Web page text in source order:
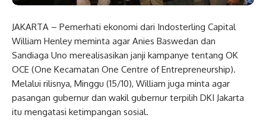
JAKARTA – Pemerhati ekonomi dari Indosterling Capital
William Henley meminta agar Anies Baswedan dan
Sandiaga Uno merealisasikan janji kampanye tentang OK
OCE (One Kecamatan One Centre of Entrepreneurship).
Melalui rilisnya, Minggu (15/10), William juga minta agar
pasangan gubernur dan wakil gubernur terpilih DKI Jakarta
itu mengatasi ketimpangan sosial.